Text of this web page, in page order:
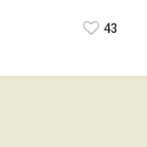
43